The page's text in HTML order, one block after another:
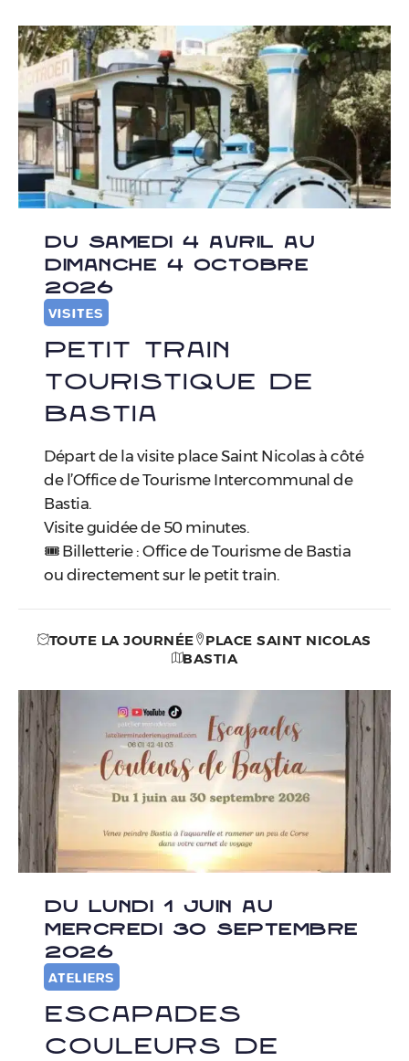
DU SAMEDI 4 AVRIL AU
DIMANCHE 4 OCTOBRE
2026
VISITES
PETIT TRAIN
TOURISTIQUE DE
BASTIA
Départ de la visite place Saint Nicolas à côté
de l’Office de Tourisme Intercommunal de
Bastia.
Visite guidée de 50 minutes.
🎟️ Billetterie : Office de Tourisme de Bastia
ou directement sur le petit train.
TOUTE LA JOURNÉE
PLACE SAINT NICOLAS
BASTIA
DU LUNDI 1 JUIN AU
MERCREDI 30 SEPTEMBRE
2026
ATELIERS
Escapades
couleurs de